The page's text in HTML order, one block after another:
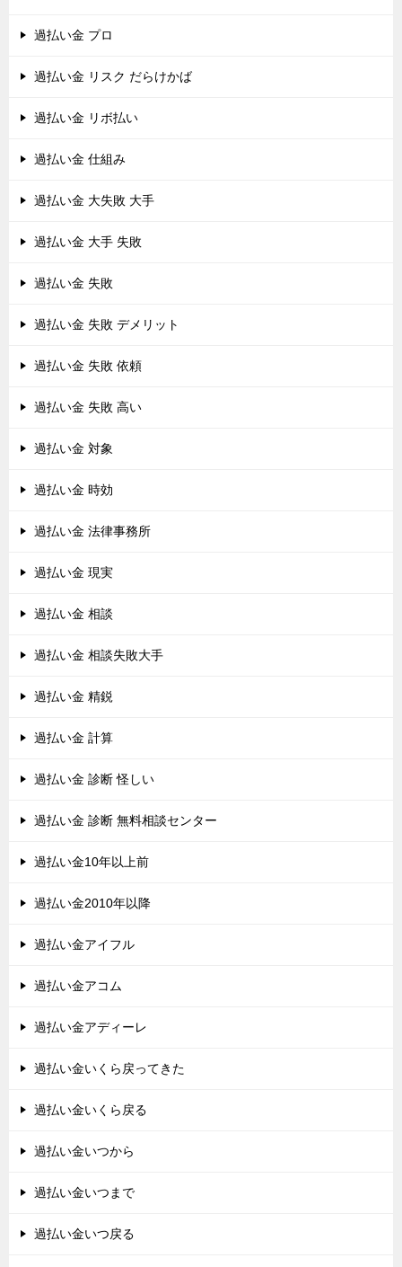
過払い金 プロ
過払い金 リスク だらけかば
過払い金 リボ払い
過払い金 仕組み
過払い金 大失敗 大手
過払い金 大手 失敗
過払い金 失敗
過払い金 失敗 デメリット
過払い金 失敗 依頼
過払い金 失敗 高い
過払い金 対象
過払い金 時効
過払い金 法律事務所
過払い金 現実
過払い金 相談
過払い金 相談失敗大手
過払い金 精鋭
過払い金 計算
過払い金 診断 怪しい
過払い金 診断 無料相談センター
過払い金10年以上前
過払い金2010年以降
過払い金アイフル
過払い金アコム
過払い金アディーレ
過払い金いくら戻ってきた
過払い金いくら戻る
過払い金いつから
過払い金いつまで
過払い金いつ戻る